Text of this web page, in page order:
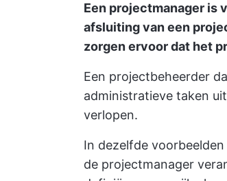
Een projectmanager is
afsluiting van een
zorgen ervoor dat het
Een projectbeheerder
administratieve taken
verlopen.
In dezelfde
de projectmanager